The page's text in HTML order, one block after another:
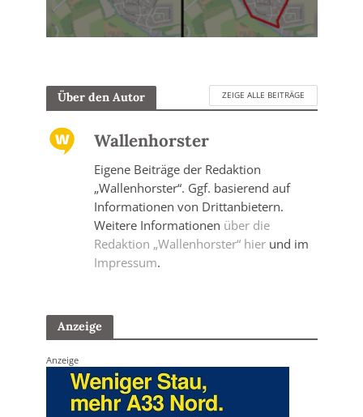
Über den Autor ZEIGE ALLE BEITRÄGE
Wallenhorster
Eigene Beiträge der Redaktion
„Wallenhorster“. Ggf. basierend auf
Informationen von Drittanbietern.
Weitere Informationen über die
Redaktion „Wallenhorster“ hierund im
Impressum.
Anzeige
Anzeige